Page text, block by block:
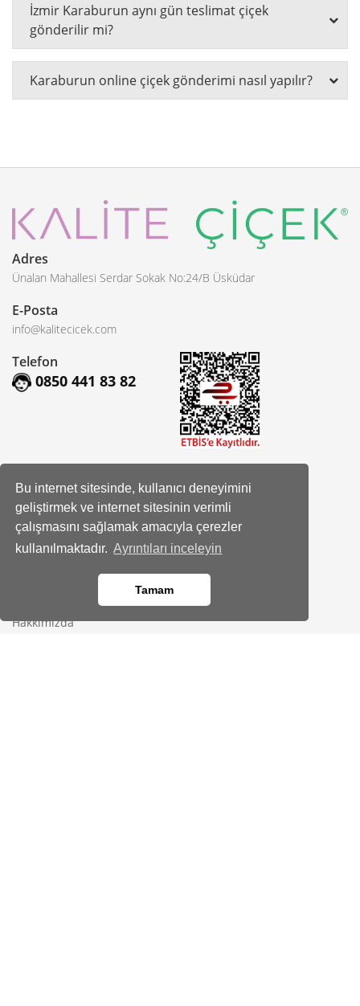
Bu internet sitesinde, kullanıcı deneyimini
geliştirmek ve internet sitesinin verimli
çalışmasını sağlamak amacıyla çerezler
kullanılmaktadır. Ayrıntıları inceleyin
Tamam
İzmir Karaburun aynı gün teslimat çiçek
gönderilir mi?
Karaburun online çiçek gönderimi nasıl yapılır?
Adres
Ünalan Mahallesi Serdar Sokak No:24/B Üsküdar
E-Posta
info@kalitecicek.com
Telefon
0850 441 83 82
Sosyal Hesaplarımız
Facebook
Instagram
Hakkımızda